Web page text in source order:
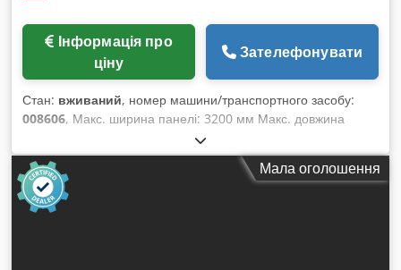
ціну
Зателефонувати
Стан: вживаний, номер машини/транспортного засобу:
008606, Макс. ширина панелі: 3200 мм Макс. довжина
панелі: 1000 мм Кількість агрегатів: 5 Cjdpszqz Rcofx
Aameha Кількість агрегатів: 2 Позиціонування через NC
керування: так Бічні горизонтальні групи: такМала оголошення